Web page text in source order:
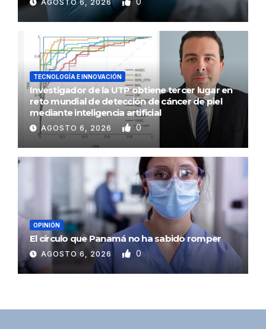
AGOSTO 6, 2026
TECNOLOGÍA E INNOVACIÓN
Investigador de la UTP obtiene tercer lugar en
reto mundial de detección de cáncer de piel
mediante inteligencia artificial
AGOSTO 6, 2026 0
OPINIÓN
El círculo que Panamá no ha sabido romper
AGOSTO 6, 2026 0